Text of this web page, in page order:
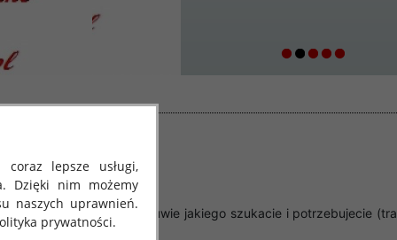
Znajdą tu Państwo obuwie jakiego szukacie i potrzebujecie
z domu.
lepsze usługi,
Dzięki nim możemy
naszych uprawnień.
prywatności.